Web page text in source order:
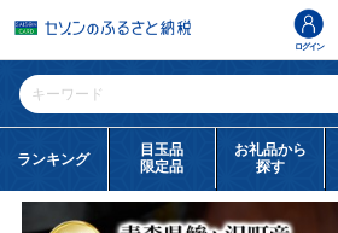
ログイン
ランキング
目玉品
限定品
お礼品から
探す